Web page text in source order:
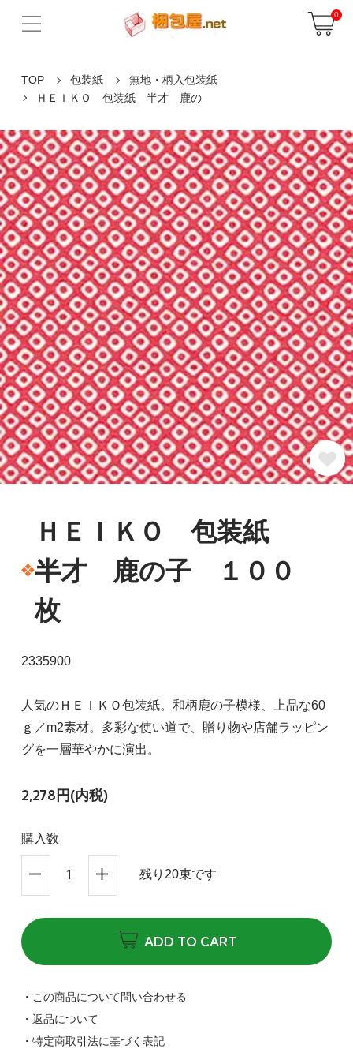
0
TOP 包装紙
無地・柄入包装紙
ＨＥＩＫＯ 包装紙 半才 鹿の
ＨＥＩＫＯ 包装紙
半才 鹿の子 １００
枚
2335900
人気のＨＥＩＫＯ包装紙。和柄鹿の子模様、上品な60
ｇ／m2素材。多彩な使い道で、贈り物や店舗ラッピン
グを一層華やかに演出。
2,278円(内税)
購入数
残り20束です
ADD TO CART
・この商品について問い合わせる
・返品について
・特定商取引法に基づく表記